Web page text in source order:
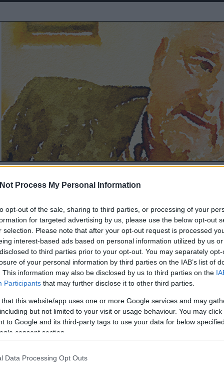
Process My Personal Information
opt-out of the sale, sharing to third parties, or processing of your
for targeted advertising by us, please use the below opt-out
selection. Please note that after your opt-out request is processed
interest-based ads based on personal information utilized by us
to third parties prior to your opt-out. You may separately
of your personal information by third parties on the IAB’s list of
This information may also be disclosed by us to third parties on the
Participants that may further disclose it to other third parties.
that this website/app uses one or more Google services and may
but not limited to your visit or usage behaviour. You may
to Google and its third-party tags to use your data for below
consent section.
Data Processing Opt Outs
de a hárommilliárdos
ne fogjanak olyan
sietve elsíratnia a 2022-es választáson közös listát
azért, mert az Állami Számvevőszék több mint
fenyegeti őket. Egyelőre egy jelentéstervezetről
formában véglegessé is válna, bár az ÁSZ…
Mi